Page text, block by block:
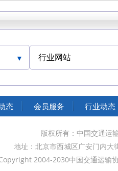
行业网站
中国交通运输协会官
态 会员服务 行业动态
版权所有：中国交通运
地址：北京市西城区广安门内大
2004-2030中国交通运输